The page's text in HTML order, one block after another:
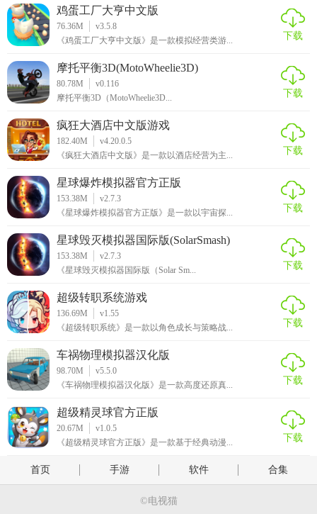
鸡蛋工厂大亨中文版
76.36M
v3.5.8
《鸡蛋工厂大亨中文版》是一款模拟经营类游...
下载
摩托平衡3D(MotoWheelie3D)
80.78M
v0.116
摩托平衡3D（MotoWheelie3D...
下载
疯狂大酒店中文版游戏
182.40M
v4.20.0.5
《疯狂大酒店中文版》是一款以酒店经营为主...
下载
星球爆炸模拟器官方正版
153.38M
v2.7.3
《星球爆炸模拟器官方正版》是一款以宇宙探...
下载
星球毁灭模拟器国际版(SolarSmash)
153.38M
v2.7.3
《星球毁灭模拟器国际版（Solar Sm...
下载
超级转职系统游戏
136.69M
v1.55
《超级转职系统》是一款以角色成长与策略战...
下载
车祸物理模拟器汉化版
98.70M
v5.5.0
《车祸物理模拟器汉化版》是一款高度还原真...
下载
超级精灵球官方正版
20.67M
v1.0.5
《超级精灵球官方正版》是一款基于经典动漫...
下载
首页 手游 软件 合集
©电视猫